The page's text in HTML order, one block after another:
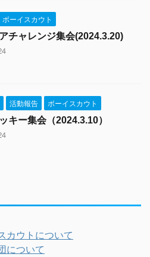
ボーイスカウト
チャレンジ集会(2024.3.20)
活動報告
ボーイスカウト
キー集会（2024.3.10）
カウトについて
について